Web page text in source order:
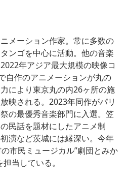
メーション作家。 常に多数の
ンゴを中心に活動。 他の音楽
2022年アジア最大規模の映像コ
自作のアニメーションが丸の
により東京丸の内26ヶ所の施
映される。 2023年同作がパリ
の最優秀音楽部門に入選。笠
民話を題材にしたアニメ制
演など茨城には縁深い。 今年
市民ミュージカル”劇団とみか
当している。